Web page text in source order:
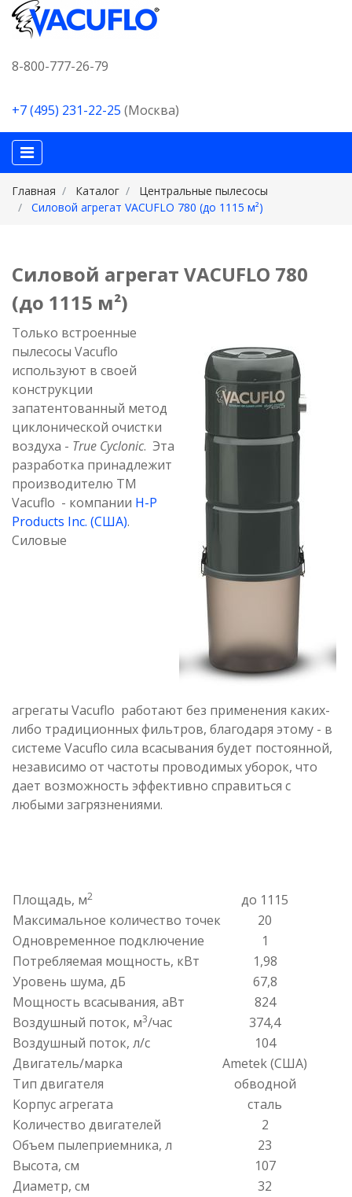
8-800-777-26-79
+7 (495) 231-22-25 (Москва)
Главная Каталог
Центральные пылесосы
Силовой агрегат VACUFLO 780 (до 1115 м²)
Силовой агрегат VACUFLO 780
(до 1115 м²)
Только встроенные
пылесосы Vacuflo
используют в своей
конструкции
запатентованный метод
циклонической очистки
воздуха - True Cyclonic. Эта
разработка принадлежит
производителю ТМ
Vacuflo - компании H-P
Products Inc. (США).
Силовые
агрегаты Vacuflo работают без применения каких-
либо традиционных фильтров, благодаря этому - в
системе Vacuflo сила всасывания будет постоянной,
независимо от частоты проводимых уборок, что
дает возможность эффективно справиться с
любыми загрязнениями.
Площадь, м2
до 1115
Максимальное количество точек
20
Одновременное подключение
1
Потребляемая мощность, кВт
1,98
Уровень шума, дБ
67,8
Мощность всасывания, аВт
824
Воздушный поток, м3/час
374,4
Воздушный поток, л/с
104
Двигатель/марка
Ametek (США)
Тип двигателя
обводной
Корпус агрегата
сталь
Количество двигателей
2
Объем пылеприемника, л
23
Высота, см
107
Диаметр, см
32